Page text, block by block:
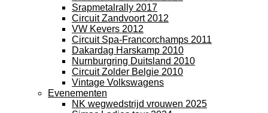
Srapmetalrally 2017
Circuit Zandvoort 2012
VW Kevers 2012
Circuit Spa-Francorchamps 2011
Dakardag Harskamp 2010
Nurnburgring Duitsland 2010
Circuit Zolder Belgie 2010
Vintage Volkswagens
Evenementen
NK wegwedstrijd vrouwen 2025